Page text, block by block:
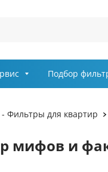
Подбор
Фильтры для квартир
мифов и